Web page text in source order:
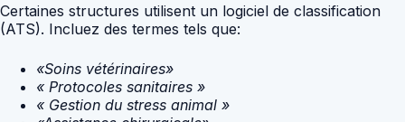
Certaines structures utilisent un logiciel de classification
(ATS). Incluez des termes tels que:
«Soins vétérinaires»
« Protocoles sanitaires »
« Gestion du stress animal »